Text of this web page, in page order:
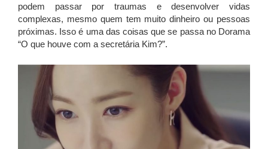
podem passar por traumas e desenvolver vidas
complexas, mesmo quem tem muito dinheiro ou pessoas
próximas. Isso é uma das coisas que se passa no Dorama
“O que houve com a secretária Kim?”.